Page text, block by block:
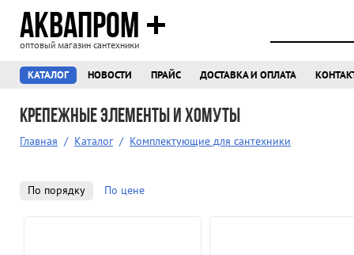
АКВАПРОМ
оптовый магазин сантехники
КАТАЛОГ НОВОСТИ ПРАЙС ДОСТАВКА И ОПЛАТА
Крепежные элементы и хомуты
Главная / Каталог / Комплектующие для сантехники
По порядку По цене